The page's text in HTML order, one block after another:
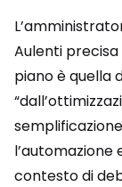
Aulenti
piano è quella
l’automazione
contesto di